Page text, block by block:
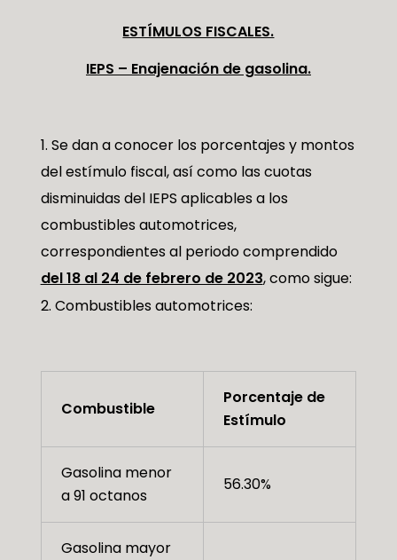
ESTÍMULOS FISCALES.
IEPS – Enajenación de gasolina.
Se dan a conocer los porcentajes y montos
del estímulo fiscal, así como las cuotas
disminuidas del IEPS aplicables a los
combustibles automotrices,
correspondientes al periodo comprendido
del 18 al 24 de febrero de 2023, como sigue:
Combustibles automotrices:
Combustible
Porcentaje de
Estímulo
Gasolina menor
a 91 octanos
56.30%
Gasolina mayor